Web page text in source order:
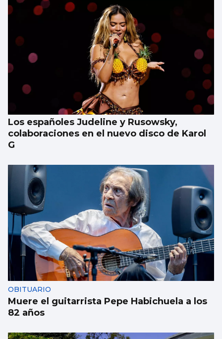
Los españoles Judeline y Rusowsky,
colaboraciones en el nuevo disco de Karol
G
OBITUARIO
Muere el guitarrista Pepe Habichuela a los
82 años